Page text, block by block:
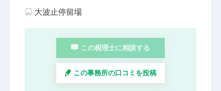
大波止停留場
この税理士に相談する
この事務所の口コミを投稿